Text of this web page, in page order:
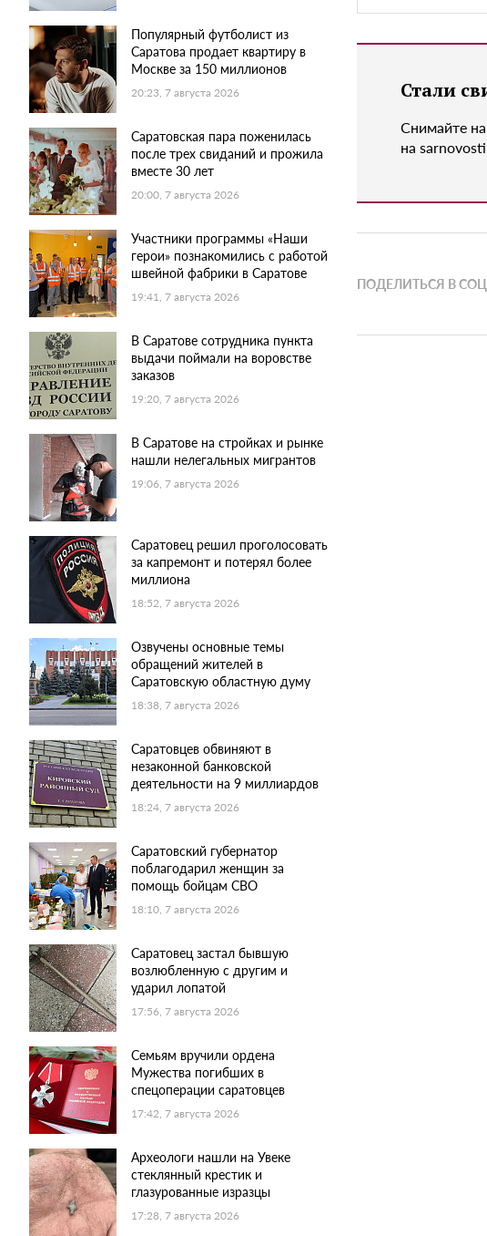
Популярный футболист из
Саратова продает квартиру в
Москве за 150 миллионов
20:23, 7 августа 2026
Саратовская пара поженилась
после трех свиданий и прожила
вместе 30 лет
20:00, 7 августа 2026
Участники программы «Наши
герои» познакомились с работой
швейной фабрики в Саратове
19:41, 7 августа 2026
В Саратове сотрудника пункта
выдачи поймали на воровстве
заказов
19:20, 7 августа 2026
В Саратове на стройках и рынке
нашли нелегальных мигрантов
19:06, 7 августа 2026
Саратовец решил проголосовать
за капремонт и потерял более
миллиона
18:52, 7 августа 2026
Озвучены основные темы
обращений жителей в
Саратовскую областную думу
18:38, 7 августа 2026
Саратовцев обвиняют в
незаконной банковской
деятельности на 9 миллиардов
18:24, 7 августа 2026
Саратовский губернатор
поблагодарил женщин за
помощь бойцам СВО
18:10, 7 августа 2026
Саратовец застал бывшую
возлюбленную с другим и
ударил лопатой
17:56, 7 августа 2026
Семьям вручили ордена
Мужества погибших в
спецоперации саратовцев
17:42, 7 августа 2026
Археологи нашли на Увеке
стеклянный крестик и
глазурованные изразцы
17:28, 7 августа 2026
Стали
Снимайте
на
ПОДЕЛИТЬСЯ В